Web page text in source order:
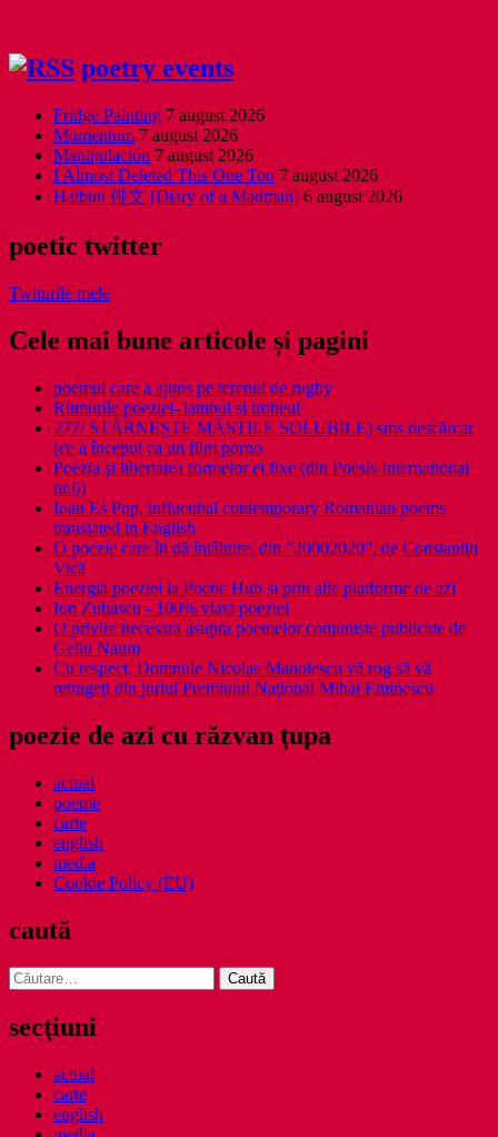
poetry events
Fridge Painting 7 august 2026
Momentum 7 august 2026
Manipulación 7 august 2026
I Almost Deleted This One Too 7 august 2026
Haibun 俳文 [Diary of a Madman] 6 august 2026
poetic twitter
Twiturile mele
Cele mai bune articole și pagini
poemul care a ajuns pe terenul de rugby
Ritmurile poeziei- iambul și troheul
277/ STÂRNEȘTE MĂȘTILE SOLUBILE) sms descărcat
(ce a început ca un film porno
Poezia şi libertatea formelor ei fixe (din Poesis International
nr.6)
Ioan Es Pop, influential contemporary Romanian poems
translated in English
O poezie care îți dă întâlnire: din ”20002020”, de Constantin
Vică
Energia poeziei la Poetic Hub și prin alte platforme de azi
Ion Zubascu - 100% viata poeziei
O privire necesara asupra poemelor comuniste publicate de
Gellu Naum
Cu respect, Domnule Nicolae Manolescu vă rog să vă
retrageţi din juriul Premiului Naţional Mihai Eminescu
poezie de azi cu răzvan ţupa
actual
poeme
carte
english
media
Cookie Policy (EU)
caută
Caută
după:
secţiuni
actual
carte
english